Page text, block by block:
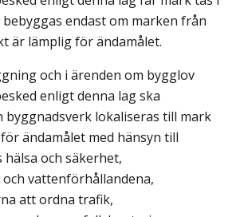
endast om marken från
är lämplig för ändamålet.
och i ärenden om bygglov
enligt denna lag ska
byggnadsverk lokaliseras till mark
ändamålet med hänsyn till
hälsa och säkerhet,
vattenförhållandena,
att ordna trafik,